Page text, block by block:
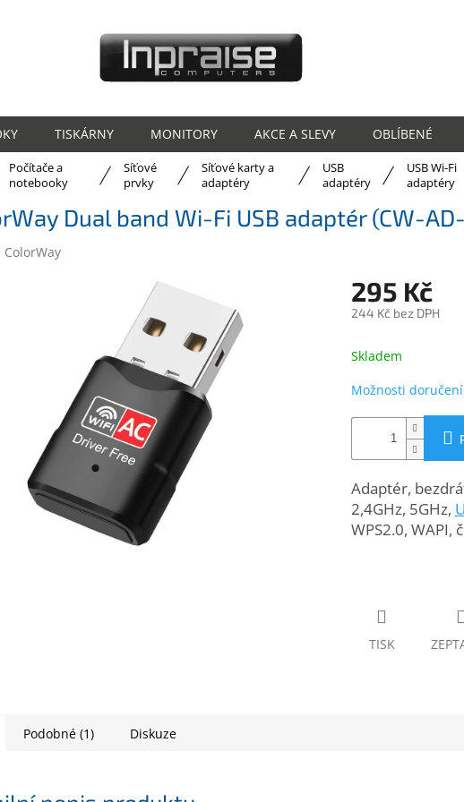
TISKÁRNY MONITORY AKCE A SLEVY OBLÍBENÉ
Počítače a
notebooky
Síťové
prvky
Síťové karty a
adaptéry
USB
adaptéry
USB Wi-Fi
adaptéry
Dual band Wi-Fi USB adaptér (CW-
ColorWay
295 Kč
244 Kč bez DPH
cena:
Skladem
Možnosti doručení
Adaptér,
2,4GHz, 5GHz,
WPS2.0, WAPI,
TISK
Podobné (1) Diskuze